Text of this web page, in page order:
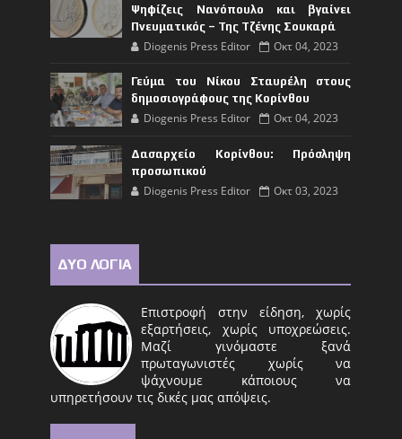
Ψηφίζεις Νανόπουλο και βγαίνει
Πνευματικός – Της Τζένης Σουκαρά
Diogenis Press Editor Οκτ 04, 2023
Γεύμα του Νίκου Σταυρέλη στους
δημοσιογράφους της Κορίνθου
Diogenis Press Editor Οκτ 04, 2023
Δασαρχείο Κορίνθου: Πρόσληψη
προσωπικού
Diogenis Press Editor Οκτ 03, 2023
ΔΥΟ ΛΟΓΙΑ
Επιστροφή στην είδηση, χωρίς
εξαρτήσεις, χωρίς υποχρεώσεις.
Μαζί γινόμαστε ξανά
πρωταγωνιστές χωρίς να
ψάχνουμε κάποιους να
υπηρετήσουν τις δικές μας απόψεις.